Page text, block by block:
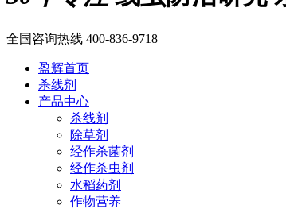
全国咨询热线 400-836-9718
盈辉首页
杀线剂
产品中心
杀线剂
除草剂
经作杀菌剂
经作杀虫剂
水稻药剂
作物营养